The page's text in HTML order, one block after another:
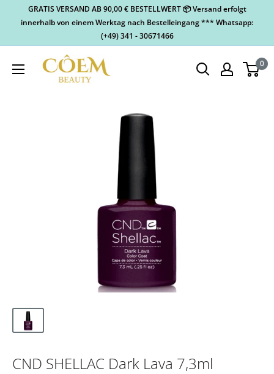
GRATIS VERSAND AB 90,00 € BESTELLWERT 📦 Versand erfolgt
innerhalb von einem Werktag nach Bestelleingang *** Whatsapp:
(+49) 341 - 30671466
0
CND SHELLAC Dark Lava 7,3ml